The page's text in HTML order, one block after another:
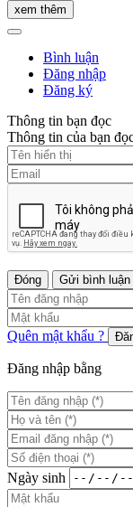
xem thêm
Bình luận
Đăng nhập
Đăng ký
Thông tin bạn đọc
Thông tin của bạn
Đóng Gửi bình luận
Quên mật khẩu ?
Đăng nhập bằng
Ngày sinh